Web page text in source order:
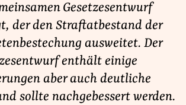
Gesetzesentwurf
der den Straftatbestand der
ausweitet. Der
enthält einige
aber auch deutliche
sollte nachgebessert werden.